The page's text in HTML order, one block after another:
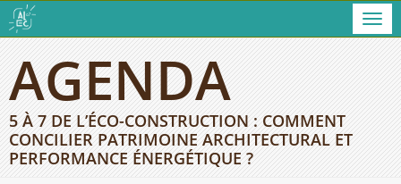
AGENDA
5 À 7 DE L’ÉCO-CONSTRUCTION : COMMENT
CONCILIER PATRIMOINE ARCHITECTURAL ET
PERFORMANCE ÉNERGÉTIQUE ?